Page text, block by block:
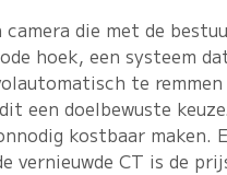
die met de
hoek, een systeem
te
een doelbewuste
kostbaar maken.
vernieuwde CT is de